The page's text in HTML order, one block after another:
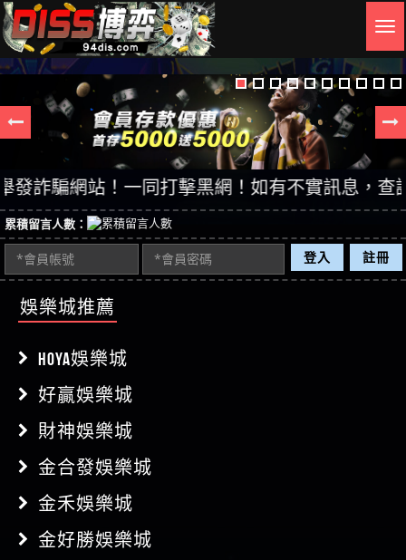
網站！一同打擊黑網！如有不實訊息，查證後立
累積留言人數：
登入 註冊
娛樂城推薦
HOYA娛樂城
好贏娛樂城
財神娛樂城
金合發娛樂城
金禾娛樂城
金好勝娛樂城